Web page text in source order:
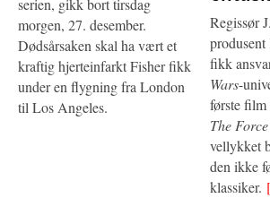
serien, gikk bort tirsdag
morgen, 27. desember.
Dødsårsaken skal ha vært et
kraftig hjerteinfarkt Fisher fikk
under en flygning fra London
til Los Angeles.
Regissør
fikk
Wars-
første film
The
vellykket
den ikke
klassiker.